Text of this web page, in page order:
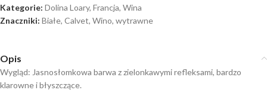
Kategorie: Dolina Loary, Francja, Wina
Znaczniki: Białe, Calvet, Wino, wytrawne
Opis
Wygląd: Jasnosłomkowa barwa z zielonkawymi refleksami, bardzo
klarowne i błyszczące.